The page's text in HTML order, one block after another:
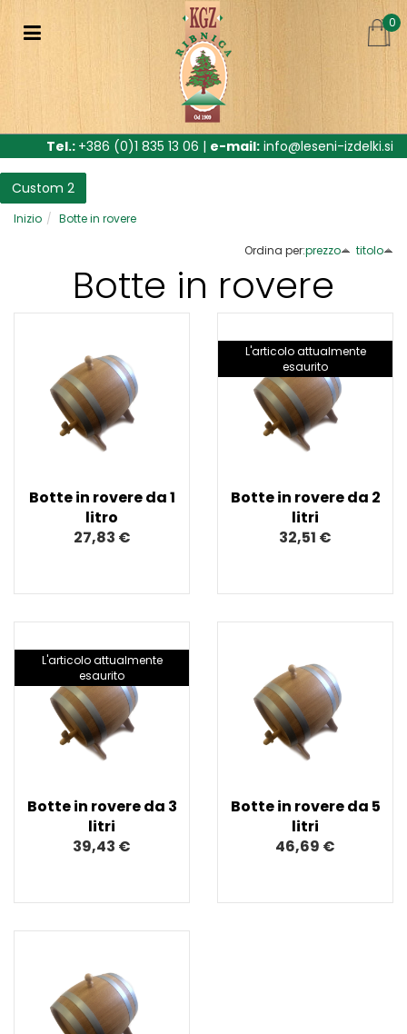
0
Tel.: +386 (0)1 835 13 06 | e-mail: info@leseni-izdelki.si
Custom 2
Inizio Botte in rovere
Ordina per:prezzo titolo
Botte in rovere
Botte in rovere da 1
litro
27,83 €
L'articolo attualmente
esaurito
Botte in rovere da 2
litri
32,51 €
L'articolo attualmente
esaurito
Botte in rovere da 3
litri
39,43 €
Botte in rovere da 5
litri
46,69 €